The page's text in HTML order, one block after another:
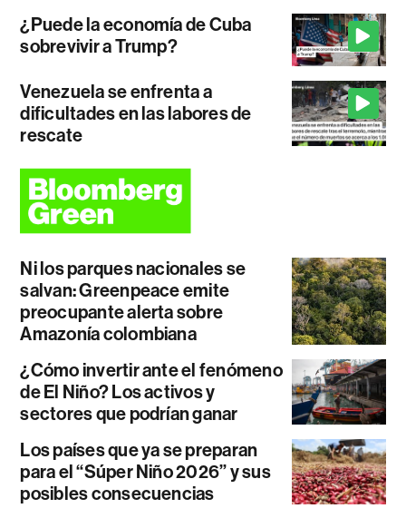
¿Puede la economía de Cuba
sobrevivir a Trump?
Venezuela se enfrenta a
dificultades en las labores de
rescate
Ni los parques nacionales se
salvan: Greenpeace emite
preocupante alerta sobre
Amazonía colombiana
¿Cómo invertir ante el fenómeno
de El Niño? Los activos y
sectores que podrían ganar
Los países que ya se preparan
para el “Súper Niño 2026” y sus
posibles consecuencias